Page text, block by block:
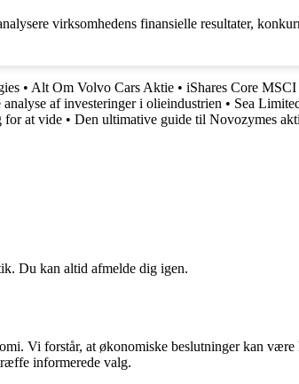
virksomhedens finansielle resultater,
• Alt Om Volvo Cars Aktie • iShares Core
af investeringer i olieindustrien • Sea
for at vide • Den ultimative guide til Novozymes
Du kan altid afmelde dig igen.
Vi forstår, at økonomiske beslutninger kan
informerede valg.